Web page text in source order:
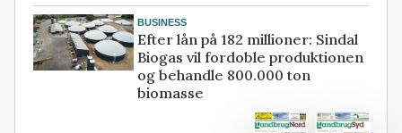
BUSINESS
Efter lån på 182 millioner: Sindal
Biogas vil fordoble produktionen
og behandle 800.000 ton
biomasse